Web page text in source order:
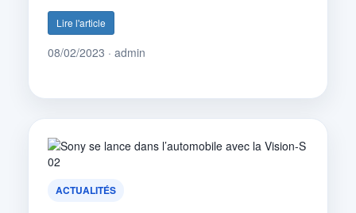
Lire l'article
08/02/2023 · admin
ACTUALITÉS